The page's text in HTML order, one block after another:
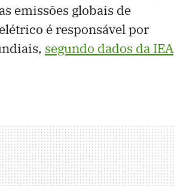
emissões globais de
é responsável por
segundo dados da IEA